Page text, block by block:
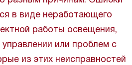
в виде неработающего
работы освещения,
или проблем с
из этих неисправностей